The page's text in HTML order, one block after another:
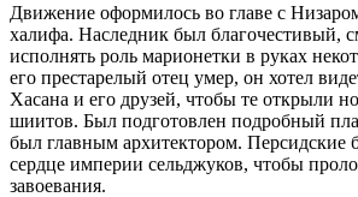
Движение оформилось во главе с
халифа. Наследник был благочестивый,
исполнять роль марионетки в руках
его престарелый отец умер, он хотел
Хасана и его друзей, чтобы те открыли
шиитов. Был подготовлен подробный
был главным архитектором. Персидские
сердце империи сельджуков, чтобы
завоевания.